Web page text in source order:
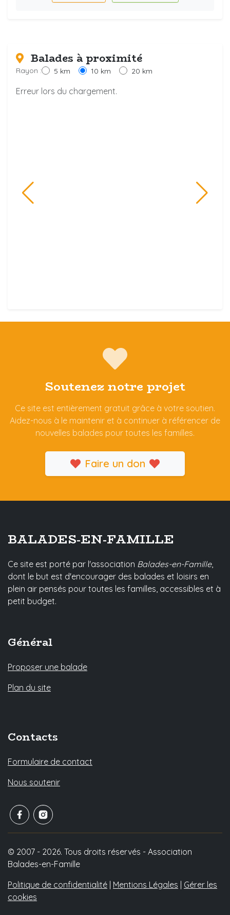
Balades à proximité
Rayon : 5 km 10 km 20 km
Erreur lors du chargement.
Soutenez notre projet
Ce site est entièrement gratuit grâce à votre soutien.
Aidez-nous à le maintenir et à continuer à référencer de
nouvelles balades pour toutes les familles.
Faire un don
BALADES-EN-FAMILLE
Ce site est porté par l'association Balades-en-Famille,
dont le but est d'encourager des balades et loisirs en
plein air pensés pour toutes les familles, accessibles et à
petit budget.
Général
Proposer une balade
Plan du site
Contacts
Formulaire de contact
Nous soutenir
© 2007 - 2026. Tous droits réservés - Association
Balades-en-Famille
Politique de confidentialité Mentions Légales
Gérer les
cookies